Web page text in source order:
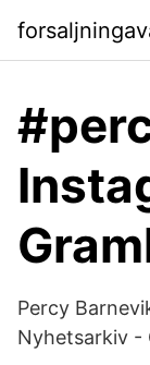
Percy
Nyhetsarkiv -